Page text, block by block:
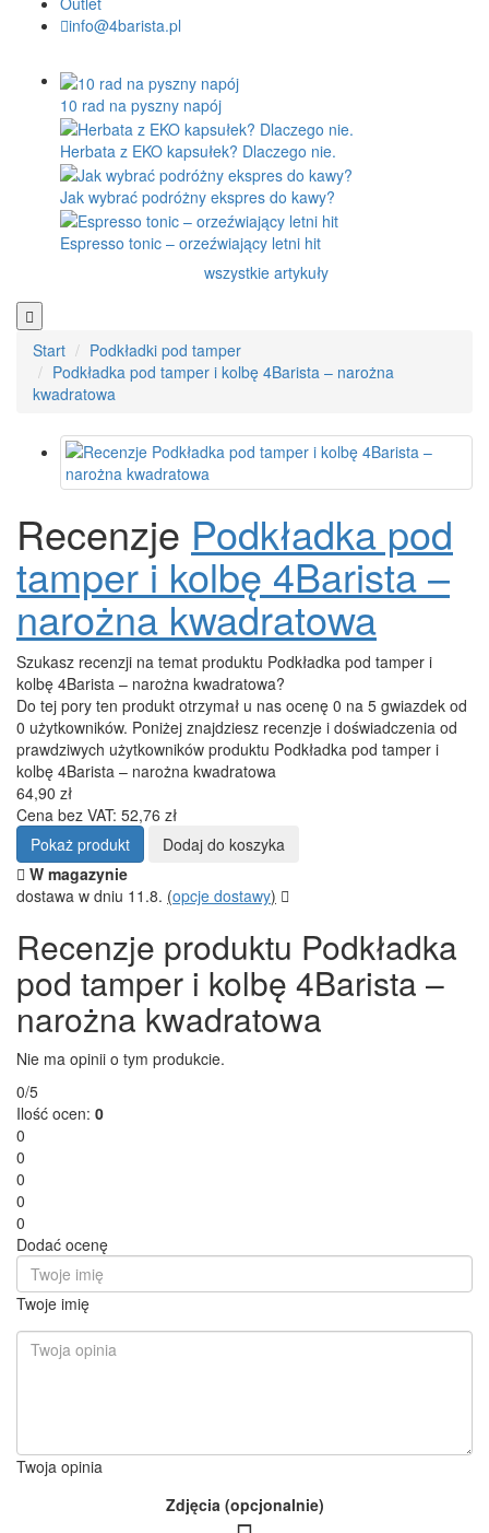
info@4barista.pl
10 rad na pyszny napój
Herbata z EKO kapsułek? Dlaczego nie.
Jak wybrać podróżny ekspres do kawy?
Espresso tonic – orzeźwiający letni hit
wszystkie artykuły
Start
Podkładki pod tamper
Podkładka pod tamper i kolbę 4Barista – narożna
kwadratowa
Recenzje Podkładka pod
tamper i kolbę 4Barista –
narożna kwadratowa
Szukasz recenzji na temat produktu Podkładka pod tamper i
kolbę 4Barista – narożna kwadratowa?
Do tej pory ten produkt otrzymał u nas ocenę 0 na 5 gwiazdek od
0 użytkowników. Poniżej znajdziesz recenzje i doświadczenia od
prawdziwych użytkowników produktu Podkładka pod tamper i
kolbę 4Barista – narożna kwadratowa
64,90 zł
Cena bez VAT: 52,76 zł
Pokaż produkt
Dodaj do koszyka
W magazynie
dostawa w dniu 11.8. (opcje dostawy)
Recenzje produktu Podkładka
pod tamper i kolbę 4Barista –
narożna kwadratowa
Nie ma opinii o tym produkcie.
0/5
Ilość ocen: 0
0
0
0
0
0
Dodać ocenę
Twoje imię
Twoja opinia
Zdjęcia (opcjonalnie)